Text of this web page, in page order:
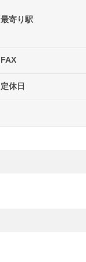
最寄り駅
FAX
定休日